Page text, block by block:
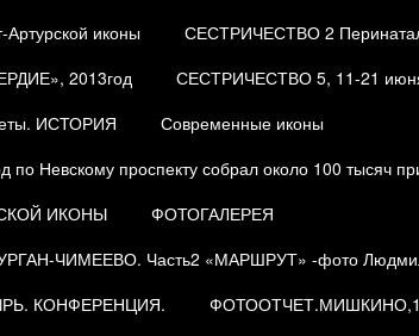
иконы
СЕСТРИЧЕСТВО 2
2013год
СЕСТРИЧЕСТВО 5, 11-21
ИСТОРИЯ
Современные иконы
Невскому проспекту собрал около 100 тысяч
ИКОНЫ
ФОТОГАЛЕРЕЯ
ЧИМЕЕВО. Часть2 «МАРШРУТ» -фото
КОНФЕРЕНЦИЯ.
ФОТООТЧЕТ.МИШКИНО,1